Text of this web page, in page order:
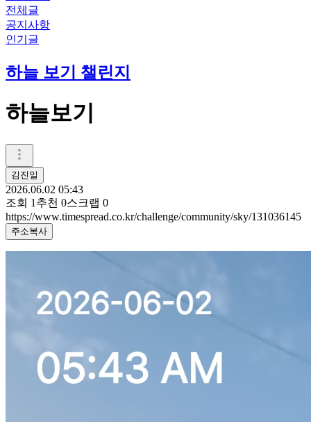
전체글
공지사항
인기글
하늘 보기 챌린지
하늘보기
김진일
2026.06.02 05:43
조회 1 추천 0스크랩 0
https://www.timespread.co.kr/challenge/community/sky/131036145
주소복사